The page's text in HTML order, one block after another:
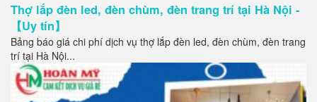
Thợ lắp đèn led, đèn chùm, đèn trang trí tại Hà Nội -
【Uy tín】
Bảng báo giá chi phí dịch vụ thợ lắp đèn led, đèn chùm, đèn trang
trí tại Hà Nội...